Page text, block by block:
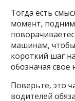
Тогда есть
момент,
машинам, чтобы
короткий шаг
обозначая свое
Поверьте, это
водителей